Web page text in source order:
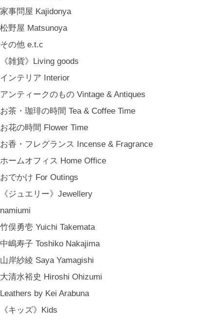
家事問屋 Kajidonya
松野屋 Matsunoya
その他 e.t.c
《雑貨》Living goods
インテリア Interior
アンティークのもの Vintage & Antiques
お茶・珈琲の時間 Tea & Coffee Time
お花の時間 Flower Time
お香・フレグランス Incense & Fragrance
ホームオフィス Home Office
おでかけ For Outings
《ジュエリー》Jewellery
namiumi
竹俣勇壱 Yuichi Takemata
中嶋寿子 Toshiko Nakajima
山岸紗綾 Saya Yamagishi
大清水裕史 Hiroshi Ohizumi
Leathers by Kei Arabuna
《キッズ》Kids